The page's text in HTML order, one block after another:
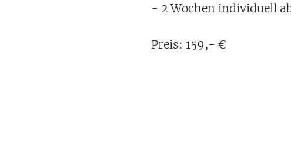
- 2 Wochen individuell
Preis: 159,- €